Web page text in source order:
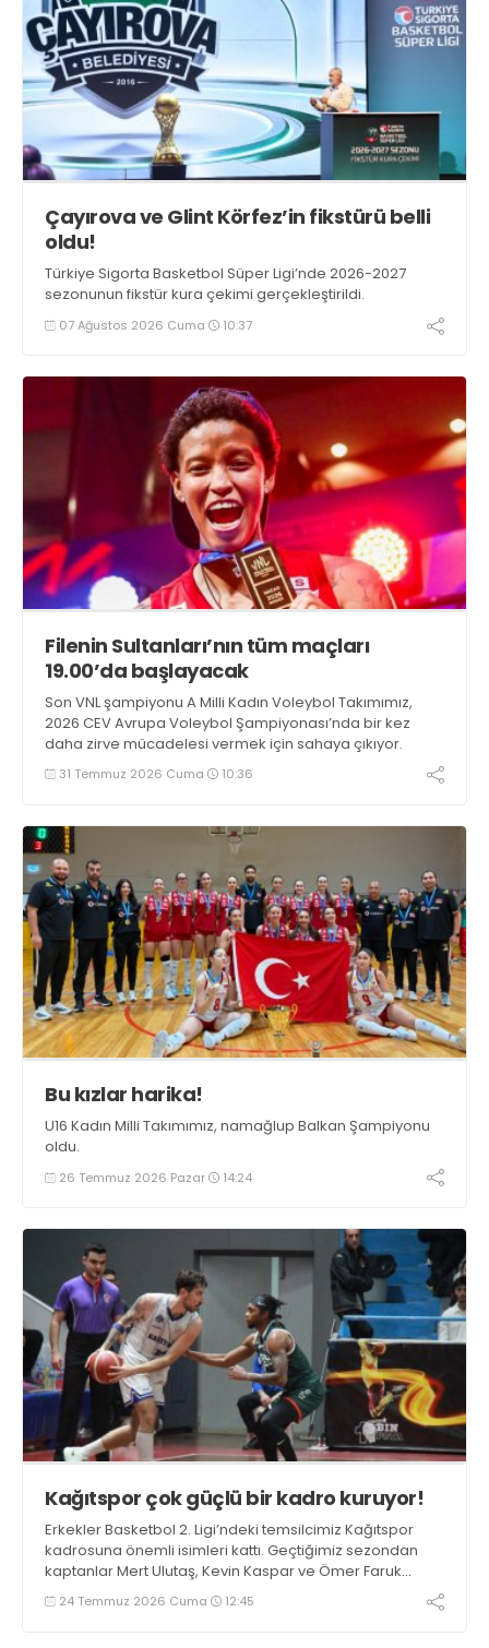
Çayırova ve Glint Körfez’in fikstürü belli
oldu!
Türkiye Sigorta Basketbol Süper Ligi’nde 2026-2027
sezonunun fikstür kura çekimi gerçekleştirildi.
07 Ağustos 2026 Cuma 10:37
Filenin Sultanları’nın tüm maçları
19.00’da başlayacak
Son VNL şampiyonu A Milli Kadın Voleybol Takımımız,
2026 CEV Avrupa Voleybol Şampiyonası’nda bir kez
daha zirve mücadelesi vermek için sahaya çıkıyor.
31 Temmuz 2026 Cuma 10:36
Bu kızlar harika!
U16 Kadın Milli Takımımız, namağlup Balkan Şampiyonu
oldu.
26 Temmuz 2026 Pazar 14:24
Kağıtspor çok güçlü bir kadro kuruyor!
Erkekler Basketbol 2. Ligi’ndeki temsilcimiz Kağıtspor
kadrosuna önemli isimleri kattı. Geçtiğimiz sezondan
kaptanlar Mert Ulutaş, Kevin Kaspar ve Ömer Faruk
Ermat ile yola devam edildi. Takıma 3 oyuncu daha
eklenecek.
24 Temmuz 2026 Cuma 12:45